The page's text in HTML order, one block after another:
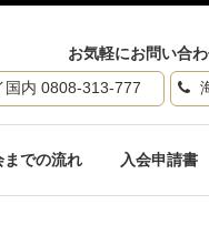
お気軽にお問い合
国内 0808-313-777
までの流れ 入会申請書